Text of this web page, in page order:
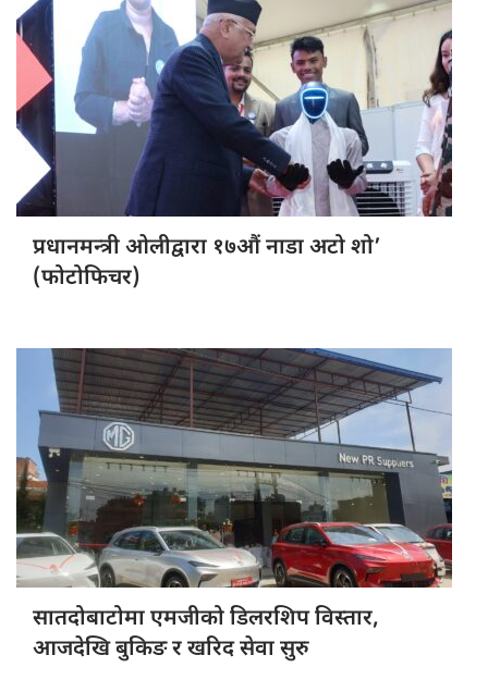
प्रधानमन्त्री ओलीद्वारा १७औं नाडा अटो शो’
(फोटोफिचर)
सातदोबाटोमा एमजीकोडिलरशिप विस्तार,
आजदेखि बुकिङ र खरिद सेवा सुरु